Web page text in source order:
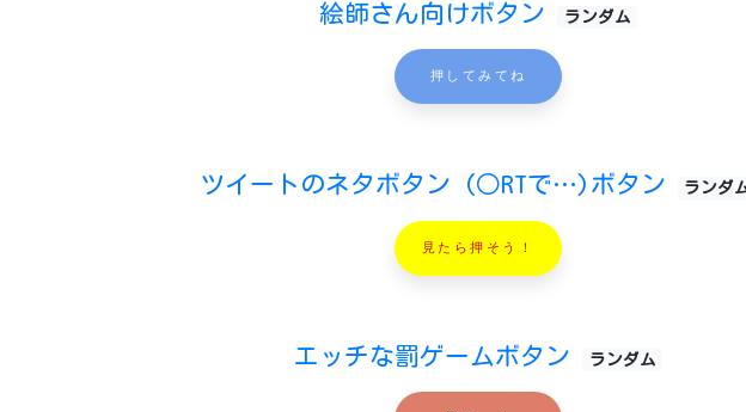
絵師さん向けボタン ランダム
押してみてね
ツイートのネタボタン (○RTで…)ボタン ランダ
見たら押そう！
エッチな罰ゲームボタン ランダム